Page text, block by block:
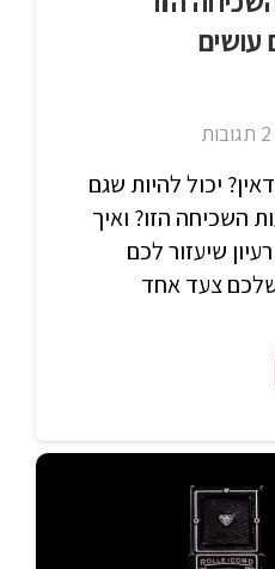
2 תגובות
יכול להיות שגם
השכיחה הזו? ואיך
שיעזור לכם
צעד אחד